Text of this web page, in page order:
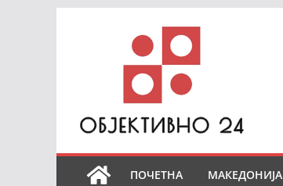
ПОЧЕТНА МАКЕДОНИЈА